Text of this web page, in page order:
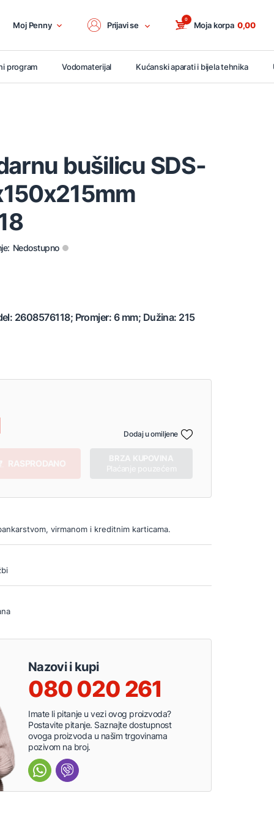
Moj Penny Prijavi se Moja korpa
0
0,00
program Vodomaterijal Kućanski aparati i bijela tehnika
bušilicu SDS-
Nedostupno
2608576118; Promjer: 6 mm; Dužina: 215
RASPRODANO
Dodaj u omiljene
virmanom i kreditnim karticama.
Nazovi i kupi
080 020 261
Imate li pitanje u vezi ovog proizvoda?
Postavite pitanje. Saznajte dostupnost
ovoga proizvoda u našim trgovinama
pozivom na broj.